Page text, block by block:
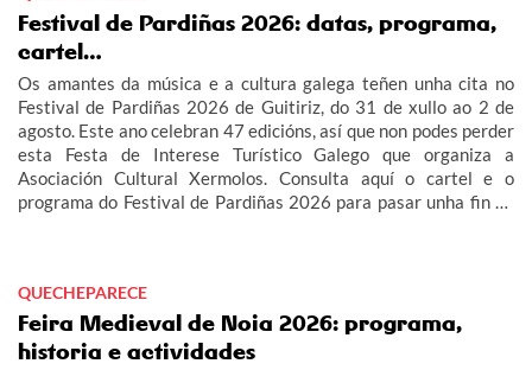
Festival de Pardiñas 2026: datas, programa,
cartel…
Os amantes da música e a cultura galega teñen unha cita no
Festival de Pardiñas 2026 de Guitiriz, do 31 de xullo ao 2 de
agosto. Este ano celebran 47 edicións, así que non podes perder
esta Festa de Interese Turístico Galego que organiza a
Asociación Cultural Xermolos. Consulta aquí o cartel e o
programa do Festival de Pardiñas 2026 para pasar unha fin de
QUECHEPARECE
Feira Medieval de Noia 2026: programa,
historia e actividades